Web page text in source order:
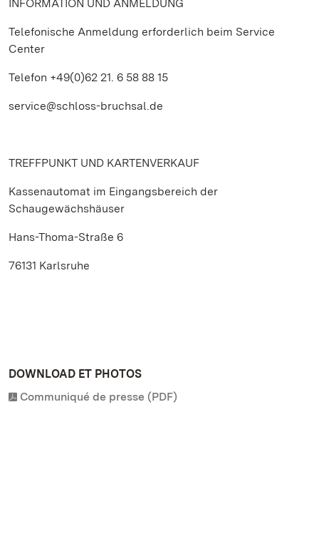
INFORMATION UND ANMELDUNG
Telefonische Anmeldung erforderlich beim Service
Center
Telefon +49(0)62 21. 6 58 88 15
service@schloss-bruchsal.de
TREFFPUNKT UND KARTENVERKAUF
Kassenautomat im Eingangsbereich der
Schaugewächshäuser
Hans-Thoma-Straße 6
76131 Karlsruhe
DOWNLOAD ET PHOTOS
Communiqué de presse (PDF)